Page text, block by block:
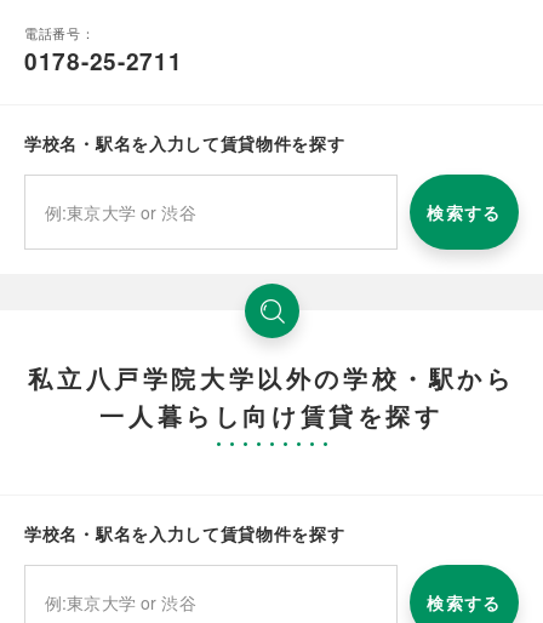
電話番号：
0178-25-2711
学校名・駅名を入力して賃貸物件を探す
検索する
私立八戸学院大学以外の学校・駅から
一人暮らし向け賃貸を探す
学校名・駅名を入力して賃貸物件を探す
検索する